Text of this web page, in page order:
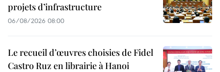
projets d’infrastructure
06/08/2026 08:00
Le recueil d’œuvres choisies de Fidel
Castro Ruz en librairie à Hanoi